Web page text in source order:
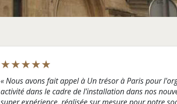
★★★★★
« Nous avons fait appel à Un trésor à Paris pour
activité dans le cadre de l'installation dans nos